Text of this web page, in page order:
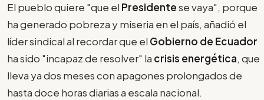
El pueblo quiere "que el Presidentese vaya", porque
ha generado pobreza y miseria en el país, añadió el
líder sindical al recordar que el Gobierno de Ecuador
ha sido "incapaz de resolver" la crisis energética, que
lleva ya dos meses con apagones prolongados de
hasta doce horas diarias a escala nacional.